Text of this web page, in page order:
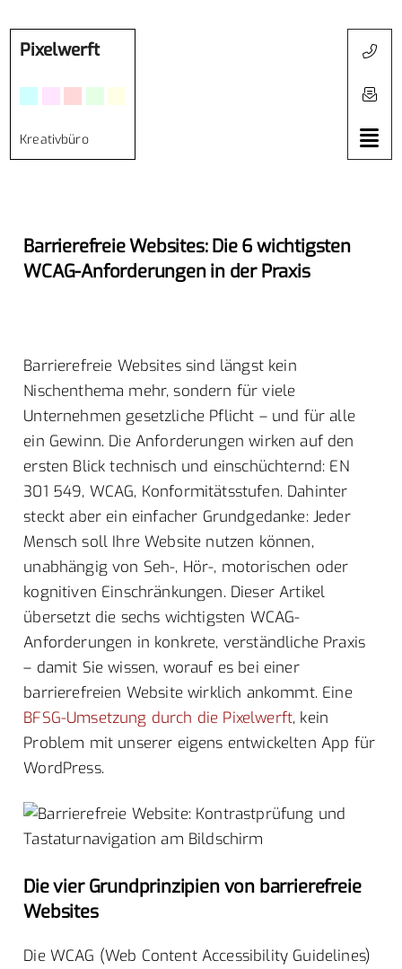
Pixelwerft
Kreativbüro
Barrierefreie Websites: Die 6 wichtigsten
WCAG-Anforderungen in der Praxis
Barrierefreie Websites sind längst kein
Nischenthema mehr, sondern für viele
Unternehmen gesetzliche Pflicht – und für alle
ein Gewinn. Die Anforderungen wirken auf den
ersten Blick technisch und einschüchternd: EN
301 549, WCAG, Konformitätsstufen. Dahinter
steckt aber ein einfacher Grundgedanke: Jeder
Mensch soll Ihre Website nutzen können,
unabhängig von Seh-, Hör-, motorischen oder
kognitiven Einschränkungen. Dieser Artikel
übersetzt die sechs wichtigsten WCAG-
Anforderungen in konkrete, verständliche Praxis
– damit Sie wissen, worauf es bei einer
barrierefreien Website wirklich ankommt. Eine
BFSG-Umsetzung durch die Pixelwerft, kein
Problem mit unserer eigens entwickelten App für
WordPress.
Die vier Grundprinzipien von barrierefreie
Websites
Die WCAG (Web Content Accessibility Guidelines)